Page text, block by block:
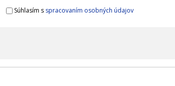
Súhlasím s spracovaním osobných údajov